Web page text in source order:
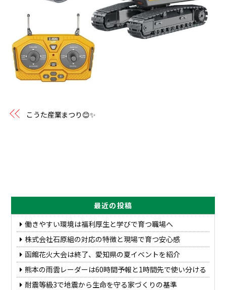
こうた産業まつり😊✨
最近の投稿
働きやすい環境は福利厚生と学びで育つ職場へ
株式会社石原組の対応の特徴と現場で育つ安心感
函館花火大会は終了、愛知県の夏イベントを紹介
熊本の雨雲レーダーは60時間予報と1時間先で使い分ける
耐震等級3で地震から生命を守る家づくりの基準